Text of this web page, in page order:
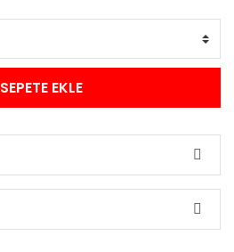
SEPETE EKLE